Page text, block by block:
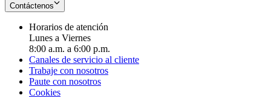
Contáctenos
Horarios de atención
Lunes a Viernes
8:00 a.m. a 6:00 p.m.
Canales de servicio al cliente
Trabaje con nosotros
Paute con nosotros
Cookies